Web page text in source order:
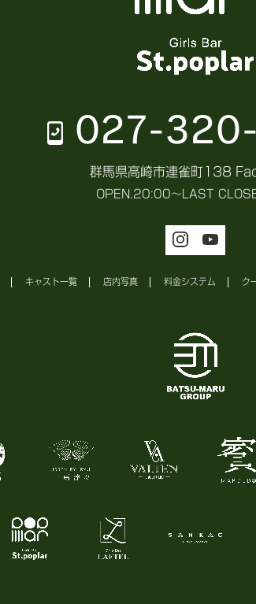
027-
群馬県高崎市連雀町138
OPEN. 20:00～LAST
キャスト一覧 店内写真 料金システム ク